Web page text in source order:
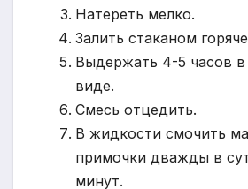
Натереть мелко.
Залить стаканом
Выдержать 4-5 часов
виде.
Смесь отцедить.
В жидкости смочить
примочки дважды в
минут.